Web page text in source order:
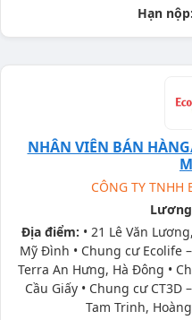
Hạn nộp:
NHÂN VIÊN BÁN
CÔNG TY TNHH
Địa điểm: • 21 Lê Văn
Mỹ Đình • Chung cư Ecolife
Terra An Hưng, Hà Đông •
Cầu Giấy • Chung cư CT3D
Tam Trinh,